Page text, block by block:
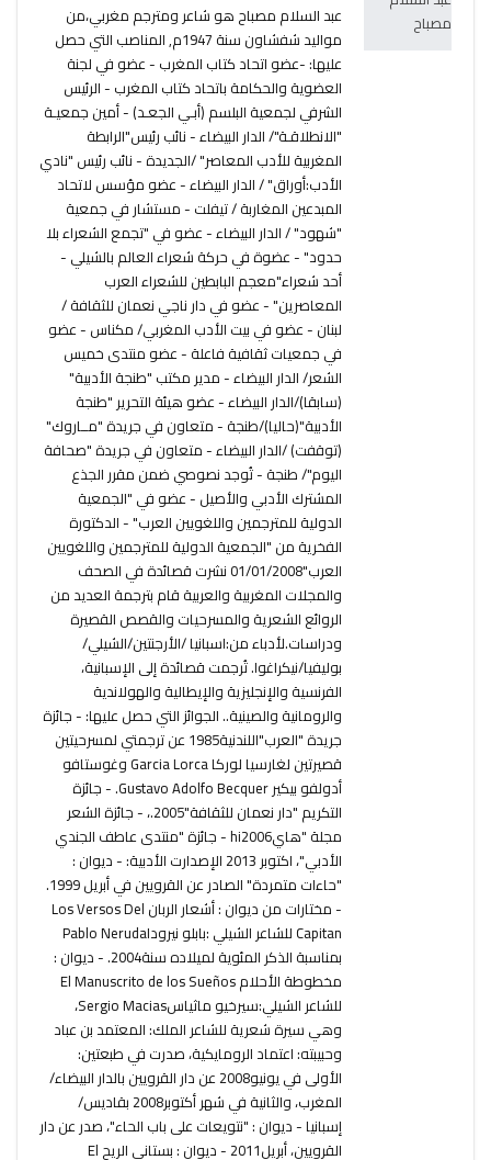
عبد السلام مصباح هو شاعر ومترجم مغربي،من
مواليد شفشاون سنة 1947م, المناصب التي حصل
عليها: -عضو اتحاد كتاب المغرب - عضو في لجنة
العضوية والحكامة باتحاد كتاب المغرب - الرئيس
الشرفي لجمعية البلسم (أبـي الجعـد) - أمين جمعيـة
"الانطلاقـة"/ الدار البيضاء - نائب رئيس"الرابطة
المغربية للأدب المعاصر" /الجديدة - نائب رئيس "نادي
الأدب:أوراق" / الدار البيضاء - عضو مؤسس لاتحاد
المبدعين المغاربة / تيفلت - مستشار في جمعية
"شهود" / الدار البيضاء - عضو في "تجمع الشعراء بلا
حدود" - عضوة في حركة شعراء العالم بالشيلي -
أحد شعراء"معجم البابطين للشعراء العرب
المعاصرين" - عضو في دار ناجي نعمان للثقافة /
لبنان - عضو في بيت الأدب المغربي/ مكناس - عضو
في جمعيات ثقافية فاعلة - عضو منتدى خميس
الشعر/ الدار البيضاء - مدير مكتب "طنجة الأدبية"
(سابقا)/الدار البيضاء - عضو هيئة التحرير "طنجة
الأدبية"(حاليا)/طنجة - متعاون في جريدة "مــاروك"
(توقفت) /الدار البيضاء - متعاون في جريدة "صحافة
اليوم"/ طنجة - تُوجد نصوصي ضمن مقرر الجذع
المشترك الأدبي والأصيل - عضو في "الجمعية
الدولية للمترجمين واللغويين العرب" - الدكتورة
الفخرية من "الجمعية الدولية للمترجمين واللغويين
العرب"01/01/2008 نشرت قصائدة في الصحف
والمجلات المغربية والعربية قام بترجمة العديد من
الروائع الشعرية والمسرحيات والقصص القصيرة
ودراسات.لأدباء من:اسبانيا /الأرجنتين/الشيلي/
بوليفيا/نيكراغوا. تُرجمت قصائدة إلى الإسبانية،
الفرنسية والإنجليزية والإيطالية والهولاندية
والرومانية والصينية.. الجوائز التي حصل عليها: - جائزة
جريدة "العرب"اللندنية1985 عن ترجمتي لمسرحيتين
قصيرتين لغارسيا لوركا Garcia Lorca وغوستافو
أدولفو بيكير Gustavo Adolfo Becquer. - جائزة
التكريم "دار نعمان للثقافة"2005.، - جائزة الشعر
مجلة "هايhi2006 - جائزة "منتدى عاطف الجندي
الأدبي"، اكتوبر 2013 الإصدارت الأدبية: - ديوان :
"حاءات متمردة" الصادر عن القرويين في أبريل 1999.
- مختارات من ديوان : أشعار الربان Los Versos Del
Capitan للشاعر الشيلي :بابلو نيروداPablo Neruda
بمناسبة الذكر المئوية لميلاده سنة2004. - ديوان :
مخطوطة الأحلام El Manuscrito de los Sueños
للشاعر الشيلي:سيرخيو ماثياسSergio Macias،
وهي سيرة شعرية للشاعر الملك: المعتمد بن عباد
وحبيبته: اعتماد الرومايكية، صدرت في طبعتين:
الأولى في يونيو2008 عن دار القرويين بالدار البيضاء/
المغرب، والثانية في شهر أكتوبر2008 بقاديس/
إسبانيا - ديوان : "نتويعات على باب الحاء"، صدر عن دار
القرويين، أبريل2011 - ديوان : بستاني الريح El